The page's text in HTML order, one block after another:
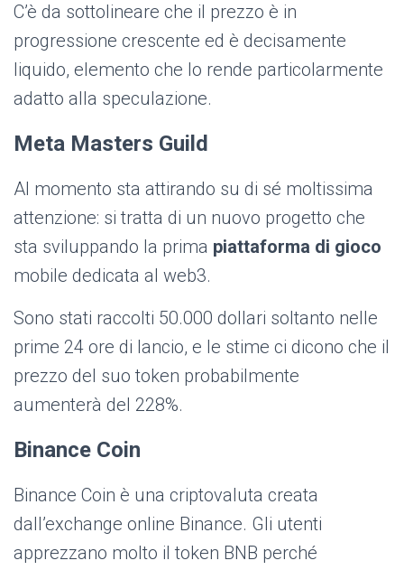
C’è da sottolineare che il prezzo è in
progressione crescente ed è decisamente
liquido, elemento che lo rende particolarmente
adatto alla speculazione.
Meta Masters Guild
Al momento sta attirando su di sé moltissima
attenzione: si tratta di un nuovo progetto che
sta sviluppando la prima piattaforma di gioco
mobile dedicata al web3.
Sono stati raccolti 50.000 dollari soltanto nelle
prime 24 ore di lancio, e le stime ci dicono che il
prezzo del suo token probabilmente
aumenterà del 228%.
Binance Coin
Binance Coin è una criptovaluta creata
dall’exchange online Binance. Gli utenti
apprezzano molto il token BNB perché